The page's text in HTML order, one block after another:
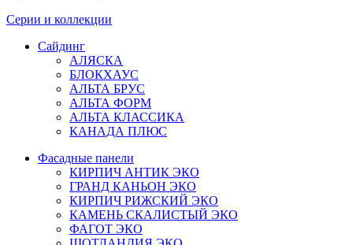
Серии и коллекции
Сайдинг
АЛЯСКА
БЛОКХАУС
АЛЬТА БРУС
АЛЬТА ФОРМ
АЛЬТА КЛАССИКА
КАНАДА ПЛЮС
Фасадные панели
КИРПИЧ АНТИК ЭКО
ГРАНД КАНЬОН ЭКО
КИРПИЧ РИЖСКИЙ ЭКО
КАМЕНЬ СКАЛИСТЫЙ ЭКО
ФАГОТ ЭКО